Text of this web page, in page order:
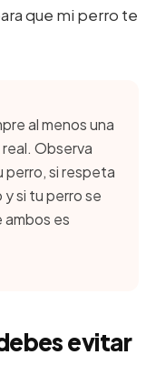
que mi perro te
al menos una
Observa
si respeta
si tu perro se
es
evitar